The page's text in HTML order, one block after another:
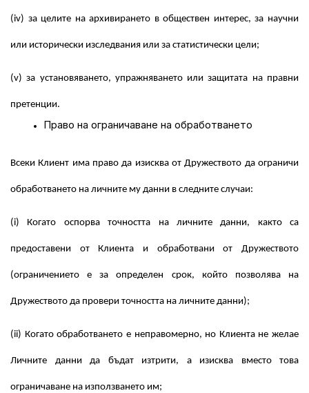
(iv) за целите на архивирането в обществен интерес, за научни
или исторически изследвания или за статистически цели;
(v) за установяването, упражняването или защитата на правни
претенции.
Право на ограничаване на обработването
Всеки Клиент има право да изисква от Дружеството да ограничи
обработването на личните му данни в следните случаи:
(i) Когато оспорва точността на личните данни, както са
предоставени от Клиента и обработвани от Дружеството
(ограничението е за определен срок, който позволява на
Дружеството да провери точността на личните данни);
(ii) Когато обработването е неправомерно, но Клиента не желае
Личните данни да бъдат изтрити, а изисква вместо това
ограничаване на използването им;